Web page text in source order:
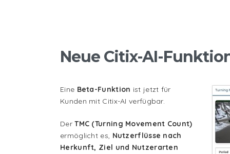
Neue Citix-AI-
Eine Beta-Funktion ist jetzt für
Kunden mit Citix-AI verfügbar.
DerTMC (Turning Movement Count)
ermöglicht es, Nutzerflüsse nach
Herkunft, Ziel und Nutzerarten